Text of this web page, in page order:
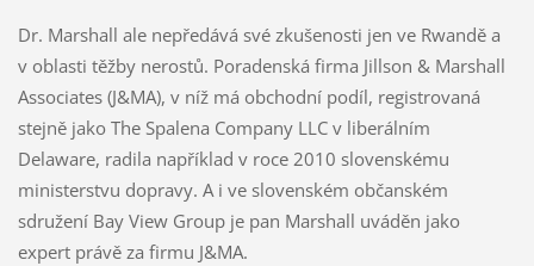
Dr. Marshall ale nepředává své zkušenosti jen ve Rwandě a
v oblasti těžby nerostů. Poradenská firma Jillson & Marshall
Associates (J&MA), v níž má obchodní podíl, registrovaná
stejně jako The Spalena Company LLC v liberálním
Delaware, radila například v roce 2010 slovenskému
ministerstvu dopravy. A i ve slovenském občanském
sdružení Bay View Group je pan Marshall uváděn jako
expert právě za firmu J&MA.